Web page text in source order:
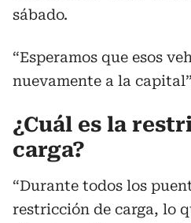
sábado.
“Esperamos que esos
nuevamente a la
¿Cuál es la
carga?
“Durante todos los
restricción de carga, lo